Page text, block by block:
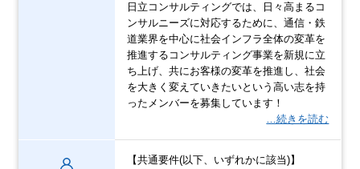
日立コンサルティングでは、日々高まるコ
ンサルニーズに対応するために、通信・鉄
道業界を中心に社会インフラ全体の変革を
推進するコンサルティング事業を新規に立
ち上げ、共にお客様の変革を推進し、社会
を大きく変えていきたいという高い志を持
ったメンバーを募集しています！
…続きを読む
【共通要件(以下、いずれかに該当)】